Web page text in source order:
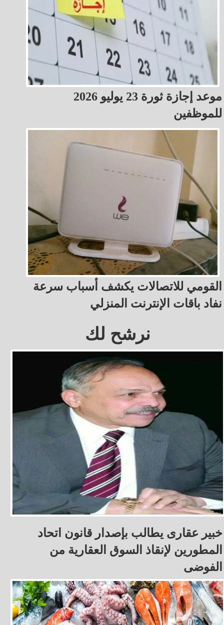
موعد إجازة ثورة 23 يوليو 2026
للموظفين
القومي للاتصالات يكشف أسباب سرعة
نفاد باقات الإنترنت المنزلي
نرشح لك
خبير عقارى يطالب بإصدار قانون اتحاد
المطورين لإنقاذ السوق العقارية من
الفوضى